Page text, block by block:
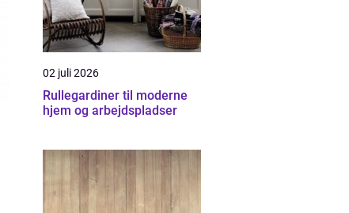
02 juli 2026
Rullegardiner til moderne
hjem og arbejdspladser